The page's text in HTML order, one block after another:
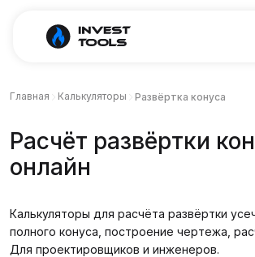
Главная Калькуляторы Развёртка конуса
Расчёт развёртки
онлайн
Калькуляторы для расчёта развёртки
полного конуса, построение чертежа,
Для проектировщиков и инженеров.